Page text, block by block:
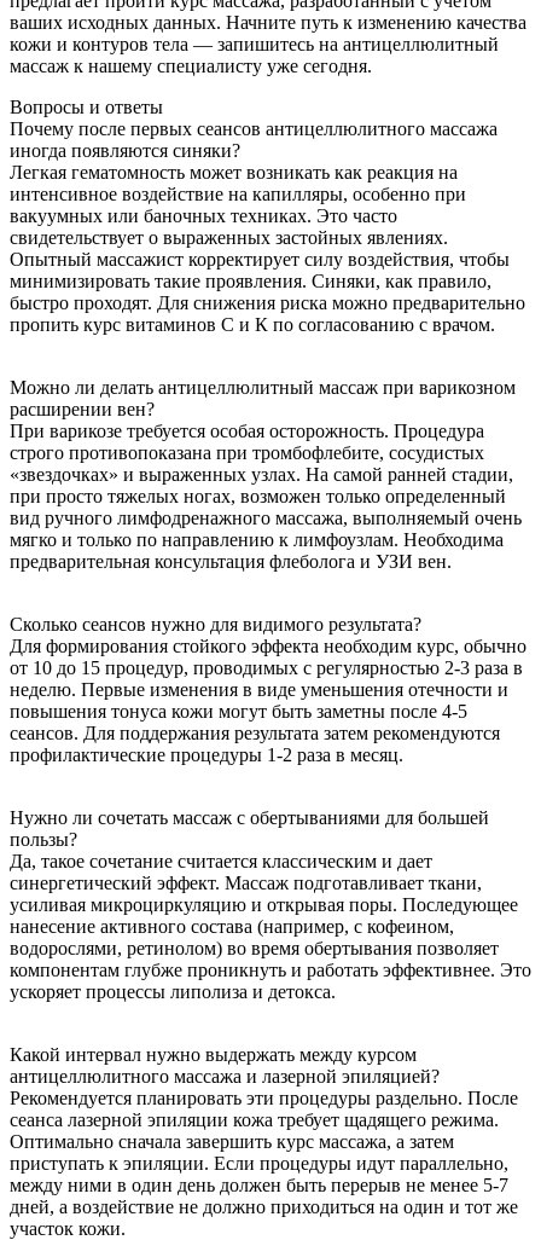
ваших исходных данных. Начните путь к изменению качества
кожи и контуров тела — запишитесь на антицеллюлитный
массаж к нашему специалисту уже сегодня.
Вопросы и ответы
Почему после первых сеансов антицеллюлитного массажа
иногда появляются синяки?
Легкая гематомность может возникать как реакция на
интенсивное воздействие на капилляры, особенно при
вакуумных или баночных техниках. Это часто
свидетельствует о выраженных застойных явлениях.
Опытный массажист корректирует силу воздействия, чтобы
минимизировать такие проявления. Синяки, как правило,
быстро проходят. Для снижения риска можно предварительно
пропить курс витаминов С и К по согласованию с врачом.
Можно ли делать антицеллюлитный массаж при варикозном
расширении вен?
При варикозе требуется особая осторожность. Процедура
строго противопоказана при тромбофлебите, сосудистых
«звездочках» и выраженных узлах. На самой ранней стадии,
при просто тяжелых ногах, возможен только определенный
вид ручного лимфодренажного массажа, выполняемый очень
мягко и только по направлению к лимфоузлам. Необходима
предварительная консультация флеболога и УЗИ вен.
Сколько сеансов нужно для видимого результата?
Для формирования стойкого эффекта необходим курс, обычно
от 10 до 15 процедур, проводимых с регулярностью 2-3 раза в
неделю. Первые изменения в виде уменьшения отечности и
повышения тонуса кожи могут быть заметны после 4-5
сеансов. Для поддержания результата затем рекомендуются
профилактические процедуры 1-2 раза в месяц.
Нужно ли сочетать массаж с обертываниями для большей
пользы?
Да, такое сочетание считается классическим и дает
синергетический эффект. Массаж подготавливает ткани,
усиливая микроциркуляцию и открывая поры. Последующее
нанесение активного состава (например, с кофеином,
водорослями, ретинолом) во время обертывания позволяет
компонентам глубже проникнуть и работать эффективнее. Это
ускоряет процессы липолиза и детокса.
Какой интервал нужно выдержать между курсом
антицеллюлитного массажа и лазерной эпиляцией?
Рекомендуется планировать эти процедуры раздельно. После
сеанса лазерной эпиляции кожа требует щадящего режима.
Оптимально сначала завершить курс массажа, а затем
приступать к эпиляции. Если процедуры идут параллельно,
между ними в один день должен быть перерыв не менее 5-7
дней, а воздействие не должно приходиться на один и тот же
участок кожи.